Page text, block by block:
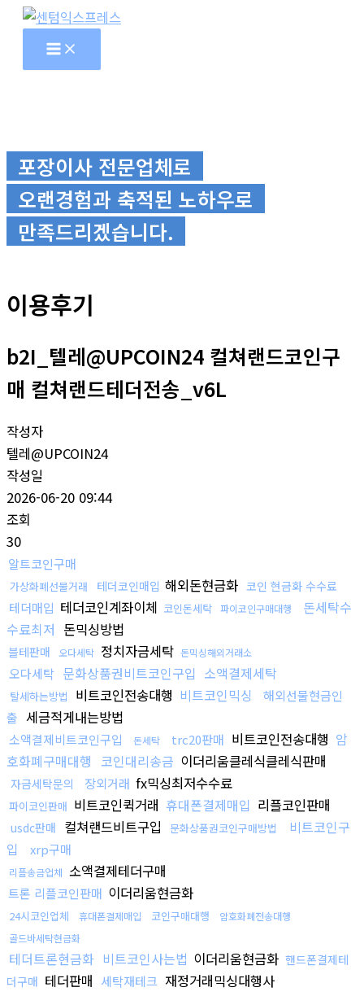
뛰
포장이사 전문업체로
오랜경험과 축적된 노하우로
만족드리겠습니다.
이용후기
b2I_텔레@UPCOIN24 컬쳐랜드코인구
매 컬쳐랜드테더전송_v6L
작성자
텔레@UPCOIN24
작성일
2026-06-20 09:44
조회
30
알트코인구매
가상화폐선물거래 테더코인매입 해외돈현금화 코인 현금화 수수료
테더매입 테더코인계좌이체 코인돈세탁 파이코인구매대행
돈세탁수
수료최저 돈믹싱방법
블테판매 오다세탁 정치자금세탁 돈믹싱해외거래소
오다세탁 문화상품권비트코인구입 소액결제세탁
탈세하는방법 비트코인전송대행 비트코인믹싱
해외선물현금인
출 세금적게내는방법
소액결제비트코인구입 돈세탁 trc20판매 비트코인전송대행 암
호화폐구매대행 코인대리송금 이더리움클레식클레식판매
자금세탁문의 장외거래 fx믹싱최저수수료
파이코인판매 비트코인퀵거래 휴대폰결제매입 리플코인판매
usdc판매 컬쳐랜드비트구입 문화상품권코인구매방법
비트코인구
입
xrp구매
리플송금업체 소액결제테더구매
트론 리플코인판매 이더리움현금화
24시코인업체 휴대폰결제매입 코인구매대행
암호화폐전송대행
골드바세탁현금화
테더트론현금화 비트코인사는법 이더리움현금화 핸드폰결제테
더구매 테더판매 세탁재테크 재정거래믹싱대행사